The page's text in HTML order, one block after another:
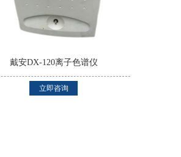
戴安DX-120离子色谱仪
立即咨询